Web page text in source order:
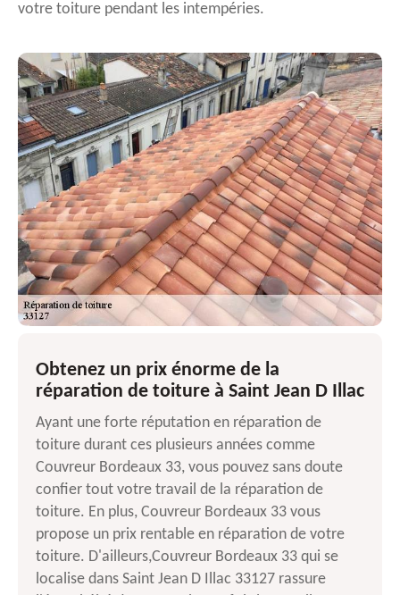
votre toiture pendant les intempéries.
Obtenez un prix énorme de la
réparation de toiture à Saint Jean D Illac
Ayant une forte réputation en réparation de
toiture durant ces plusieurs années comme
Couvreur Bordeaux 33, vous pouvez sans doute
confier tout votre travail de la réparation de
toiture. En plus, Couvreur Bordeaux 33 vous
propose un prix rentable en réparation de votre
toiture. D'ailleurs,Couvreur Bordeaux 33 qui se
localise dans Saint Jean D Illac 33127 rassure